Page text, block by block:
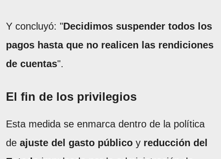
Y concluyó: "Decidimos suspender todos los
pagos hasta que no realicen las rendiciones
de cuentas".
El fin de los privilegios
Esta medida se enmarca dentro de la política
de ajuste del gasto público y reducción del